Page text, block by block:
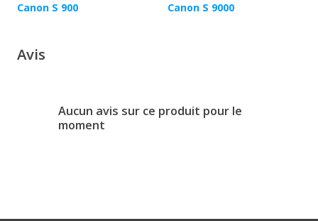
Canon S 900 Canon S 9000
Avis
Aucun avis sur ce produit pour le
moment